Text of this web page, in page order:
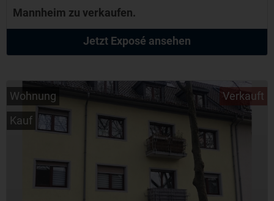
Mannheim zu verkaufen.
Jetzt Exposé ansehen
Wohnung
Kauf
Verkauft